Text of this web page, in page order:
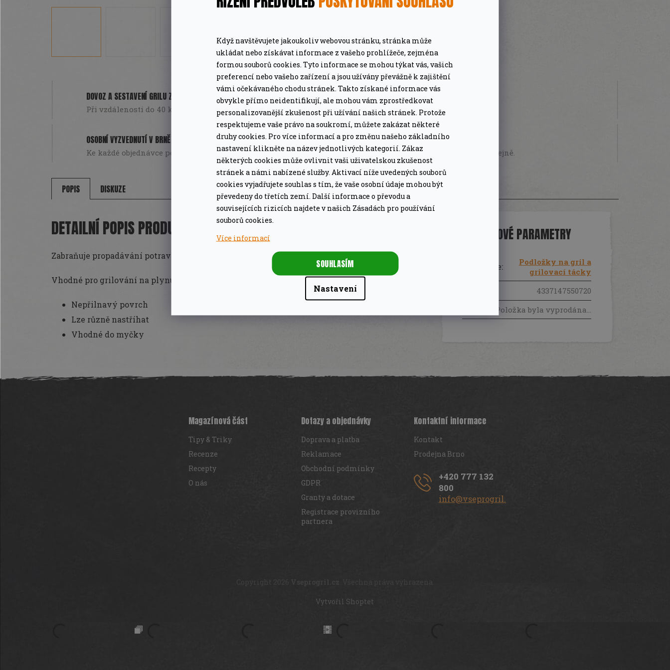
Když navštěvujete jakoukoliv webovou stránku, stránka může
ukládat nebo získávat informace z vašeho prohlížeče, zejména
formou souborů cookies. Tyto informace se mohou týkat vás, vašich
preferencí nebo vašeho zařízení a jsou užívány převážně k zajištění
vámi očekávaného chodu stránek. Takto získané informace vás
obvykle přímo neidentifikují, ale mohou vám zprostředkovat
personalizovanější zkušenost při užívání našich stránek. Protože
respektujeme vaše právo na soukromí, můžete zakázat některé
druhy cookies. Pro více informací a pro změnu našeho základního
nastavení klikněte na název jednotlivých kategorií. Zákaz
některých cookies může ovlivnit vaši uživatelskou zkušenost
stránek a námi nabízené služby. Aktivací níže uvedených souborů
cookies vyjadřujete souhlas s tím, že vaše osobní údaje mohou být
převedeny do třetích zemí. Další informace o převodu a
souvisejících rizicích najdete v našich Zásadách pro používání
souborů cookies.
Více informací
Nastavení
SOUHLASÍM
DOVOZ A SESTAVENÍ GRILU ZDARMA
Při vzdálenosti do 40 km od Brna. Pouze pro grily nad 15 tis. Kč.
MÁTE DOPRAVU ZDARMA
Při objednávce nad 2 000 Kč
OSOBNÍ VYZVEDNUTÍ V BRNĚ
Ke každé objednávce poukázka na další nákup jako dárek
PROFESIONÁLNÍ PORADENSTVÍ
Poradíme online i osobně na prodejně.
POPIS DISKUZE
DETAILNÍ POPIS PRODUKTU
Zabraňuje propadávání potravin roštem.
Vhodné pro grilování na plynu i uhlí.
Nepřilnavý povrch
Lze různě nastříhat
Vhodné do myčky
DOPLŇKOVÉ PARAMETRY
Kategorie:
Podložky na gril a
grilovací tácky
4337147550720
Položka byla vyprodána…
á
Magazínová část
Tipy & Triky
Recenze
Recepty
O nás
Dotazy a objednávky
Doprava a platba
Reklamace
Obchodní podmínky
GDPR
Granty a dotace
Registrace provizního
partnera
Kontaktní informace
Kontakt
Prodejna Brno
+420 777 132
800
info@vseprogril.cz
Vytvořil Shoptet